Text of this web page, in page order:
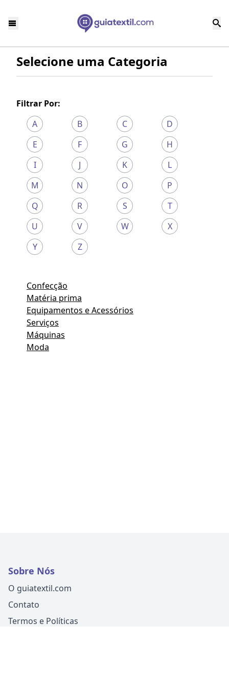
Selecione uma Categoria
Filtrar Por:
A
B C
D
E
F G
H
I
J K
L
M
N O
P
Q
R S
T
U
V W
X
Y
Z
Confecção
Matéria prima
Equipamentos e Acessórios
Serviços
Máquinas
Moda
Sobre Nós
O guiatextil.com
Contato
Termos e Políticas